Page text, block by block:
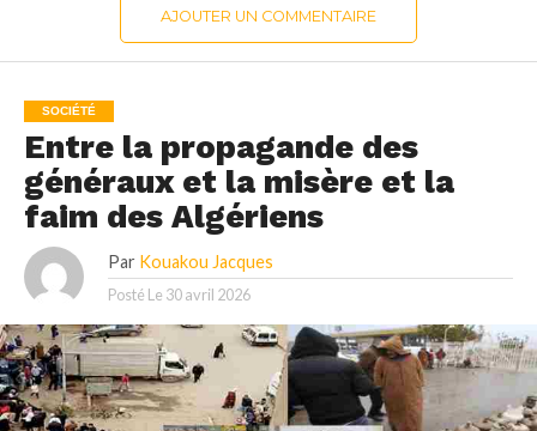
AJOUTER UN COMMENTAIRE
SOCIÉTÉ
Entre la propagande des
généraux et la misère et la
faim des Algériens
Par Kouakou Jacques
Posté Le 30 avril 2026